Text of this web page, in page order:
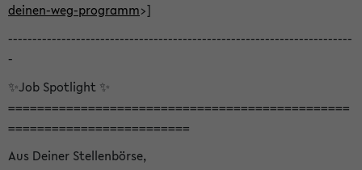
deinen-weg-programm>]
-----------------------------------------------------------------------
-
✨Job Spotlight ✨
===============================================
=========================
Aus Deiner Stellenbörse,